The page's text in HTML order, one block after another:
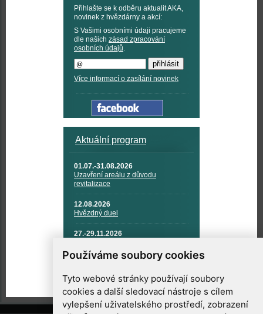
Používáme soubory cookies
Tyto webové stránky používají soubory
cookies a další sledovací nástroje s cílem
vylepšení uživatelského prostředí, zobrazení
Přihlašte se k odběru aktualit AKA,
novinek z hvězdárny a akcí:
S Vašimi osobními údaji pracujeme
dle našich zásad zpracování
osobních údajů.
Více informací o zasílání novinek
Aktuální program
01.07.-31.08.2026
Uzavření areálu z důvodu
revitalizace
12.08.2026
Hvězdný duel
27.-29.11.2026
TECHNIKA A KOSMICKÉ
TECHNOLOGIE